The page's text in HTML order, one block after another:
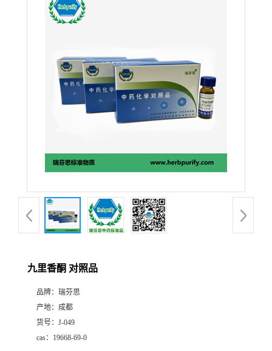
产
九里香酮 对照品
品牌： 瑞芬思
产地： 成都
货号： J-049
cas： 19668-69-0